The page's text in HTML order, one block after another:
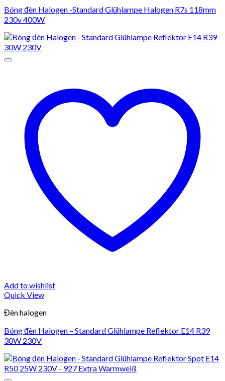
Bóng đèn Halogen -Standard Glühlampe Halogen R7s 118mm
230v 400W
Add to wishlist
Quick View
Đèn halogen
Bóng đèn Halogen – Standard Glühlampe Reflektor E14 R39
30W 230V